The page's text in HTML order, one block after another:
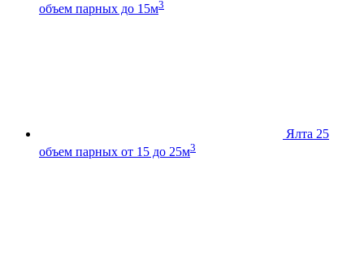
объем парных до 15м3
Ялта 25
объем парных от 15 до 25м3